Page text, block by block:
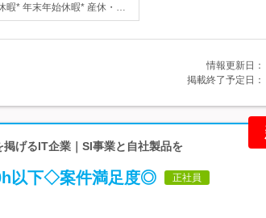
暇* 年末年始休暇* 産休・…
情報更新日：
掲載終了予定日：
げるIT企業｜SI事業と自社製品を
以下◇案件満足度◎ 正社員